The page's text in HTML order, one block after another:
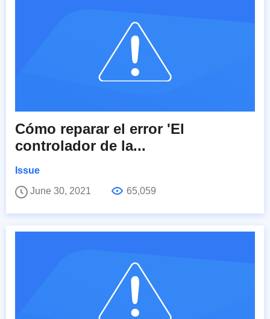
Cómo reparar el error 'El
controlador de la...
Issue
June 30, 2021
65,059